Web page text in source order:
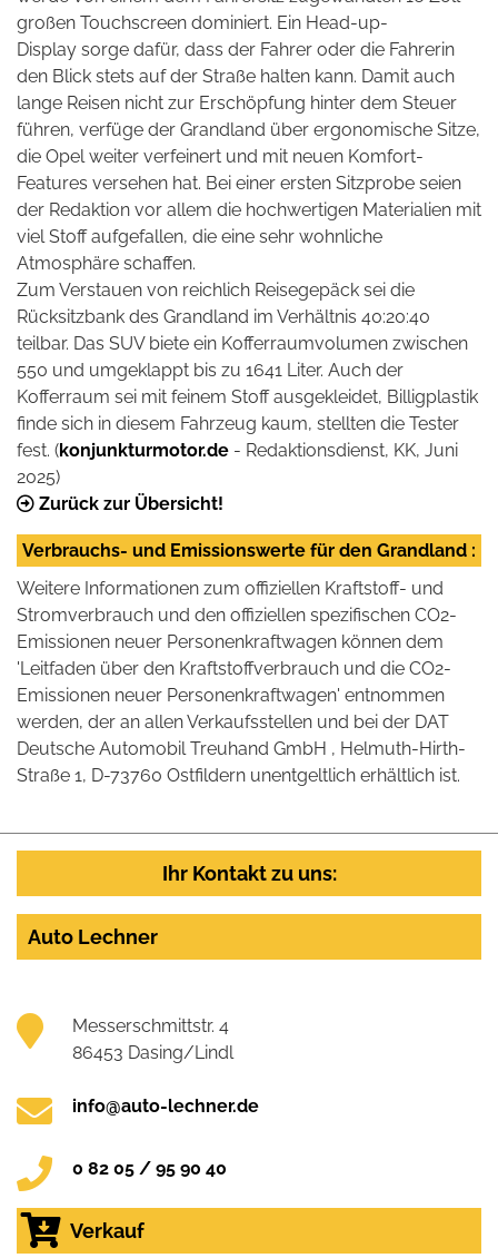
großen Touchscreen dominiert. Ein Head-up-
Display sorge dafür, dass der Fahrer oder die Fahrerin
den Blick stets auf der Straße halten kann. Damit auch
lange Reisen nicht zur Erschöpfung hinter dem Steuer
führen, verfüge der Grandland über ergonomische Sitze,
die Opel weiter verfeinert und mit neuen Komfort-
Features versehen hat. Bei einer ersten Sitzprobe seien
der Redaktion vor allem die hochwertigen Materialien mit
viel Stoff aufgefallen, die eine sehr wohnliche
Atmosphäre schaffen.
Zum Verstauen von reichlich Reisegepäck sei die
Rücksitzbank des Grandland im Verhältnis 40:20:40
teilbar. Das SUV biete ein Kofferraumvolumen zwischen
550 und umgeklappt bis zu 1641 Liter. Auch der
Kofferraum sei mit feinem Stoff ausgekleidet, Billigplastik
finde sich in diesem Fahrzeug kaum, stellten die Tester
fest. (konjunkturmotor.de - Redaktionsdienst, KK, Juni
2025)
Zurück zur Übersicht!
Verbrauchs- und Emissionswerte für den Grandland :
Weitere Informationen zum offiziellen Kraftstoff- und
Stromverbrauch und den offiziellen spezifischen CO2-
Emissionen neuer Personenkraftwagen können dem
'Leitfaden über den Kraftstoffverbrauch und die CO2-
Emissionen neuer Personenkraftwagen' entnommen
werden, der an allen Verkaufsstellen und bei der DAT
Deutsche Automobil Treuhand GmbH , Helmuth-Hirth-
Straße 1, D-73760 Ostfildern unentgeltlich erhältlich ist.
Ihr Kontakt zu uns:
Auto Lechner
Messerschmittstr. 4
86453 Dasing/Lindl
info@auto-lechner.de
0 82 05 / 95 90 40
Verkauf